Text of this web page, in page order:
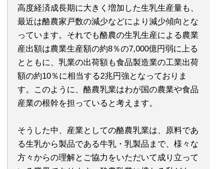
高度経済成長期に大きく増加した生乳生産量も、
最近は酪農家戸数の減少などにより減少傾向とな
っています。それでも酪農の生乳生産による農業
産出額は農業生産額の約8％の7,000億円弱に上る
とともに、乳業の出荷額も食品製造業の工業出荷
額の約10％に相当する2兆円強となっておりま
す。このように、酪農乳業はわが国の農業や食品
産業の根幹を担っていると考えます。
そうした中、産業としての酪農乳業は、原料であ
る生乳から製品である牛乳・乳製品まで、様々な
方々からの理解とご協力をいただいて成り立って